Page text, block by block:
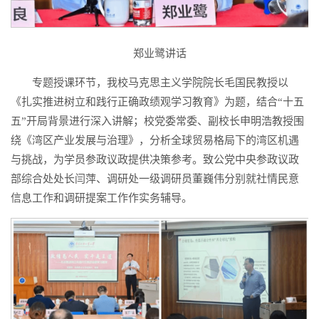
郑业鹭讲话
专题授课环节，我校马克思主义学院院长毛国民教授以
《扎实推进树立和践行正确政绩观学习教育》为题，结合“十五
五”开局背景进行深入讲解；校党委常委、副校长申明浩教授围
绕《湾区产业发展与治理》，分析全球贸易格局下的湾区机遇
与挑战，为学员参政议政提供决策参考。致公党中央参政议政
部综合处处长闫萍、调研处一级调研员董巍伟分别就社情民意
信息工作和调研提案工作作实务辅导。